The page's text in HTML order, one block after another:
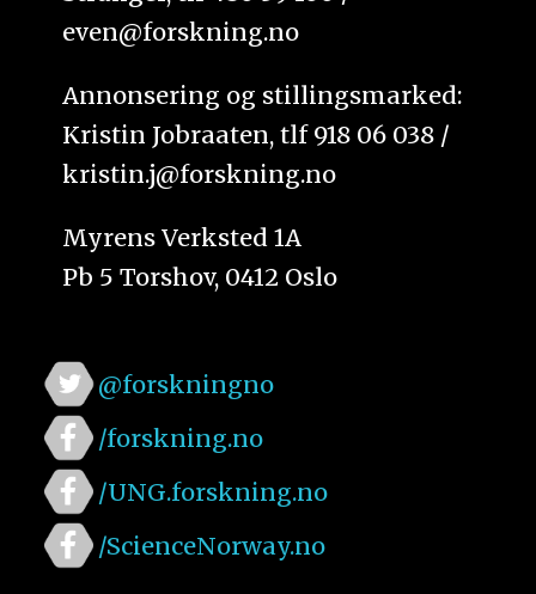
even@forskning.no
Annonsering og stillingsmarked:
Kristin Jobraaten, tlf 918 06 038 /
kristin.j@forskning.no
Myrens Verksted 1A
Pb 5 Torshov, 0412 Oslo
@forskningno
/forskning.no
/UNG.forskning.no
/ScienceNorway.no